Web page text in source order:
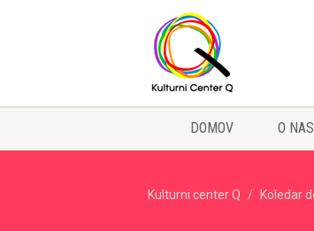
DOMOV O NAS
Kulturni center Q Koledar